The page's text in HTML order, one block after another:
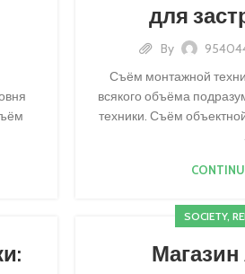
для
By
Съём монтажной
всякого объёма
техники. Съём
SOCIETY,
Магазин